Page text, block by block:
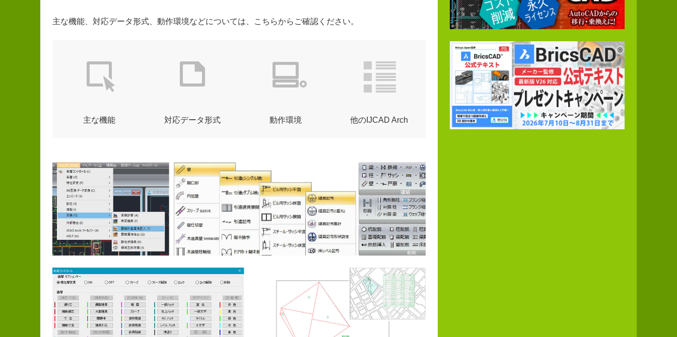
主な機能、対応データ形式、動作環境などについては、こちらからご確認ください。
主な機能 対応データ形式 動作環境 他のIJCAD Arch